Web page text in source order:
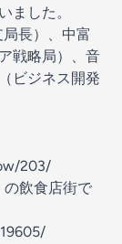
ました。
長）、中富
戦略局）、音
ビジネス開発
203/
飲食店街で